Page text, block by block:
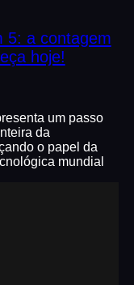
5: a contagem
hoje!
um passo
da
o papel da
mundial